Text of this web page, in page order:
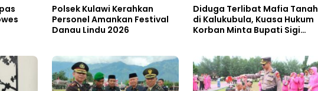
Polsek Kulawi Kerahkan
Personel Amankan Festival
Danau Lindu 2026
Diduga Terlibat Mafia Tanah
di Kalukubula, Kuasa Hukum
Korban Minta Bupati Sigi